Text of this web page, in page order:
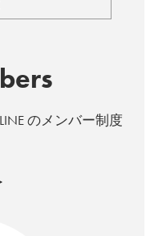
のメンバー制度